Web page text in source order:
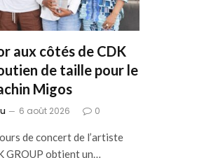
aux côtés de CDK
de taille pour le
Migos
6 août 2026 0
de concert de l’artiste
GROUP obtient un…